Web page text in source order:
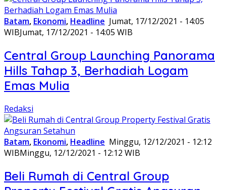
Batam, Ekonomi, Headline Jumat, 17/12/2021 - 14:05
WIBJumat, 17/12/2021 - 14:05 WIB
Central Group Launching Panorama
Hills Tahap 3, Berhadiah Logam
Emas Mulia
Redaksi
Batam, Ekonomi, Headline Minggu, 12/12/2021 - 12:12
WIBMinggu, 12/12/2021 - 12:12 WIB
Beli Rumah di Central Group